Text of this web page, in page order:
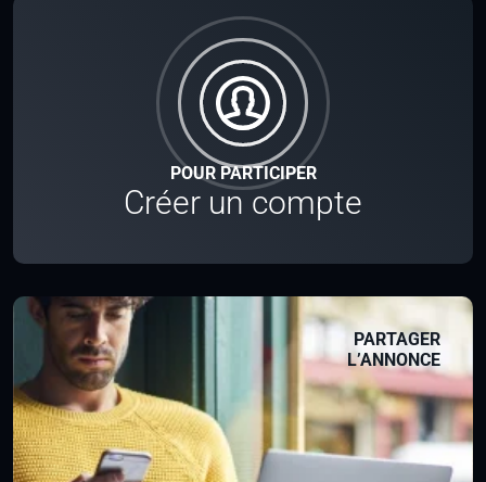
POUR PARTICIPER
Créer un compte
PARTAGER
L’ANNONCE